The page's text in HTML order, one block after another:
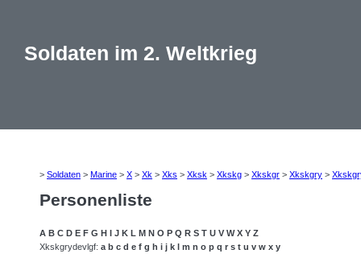
Soldaten im 2. Weltkrieg
> Soldaten > Marine > X > Xk > Xks > Xksk > Xkskg > Xkskgr > Xkskgry >
Personenliste
A B C D E F G H I J K L M N O P Q R S T U V W X Y Z
Xkskgrydevlgf: a b c d e f g h i j k l m n o p q r s t u v w x y